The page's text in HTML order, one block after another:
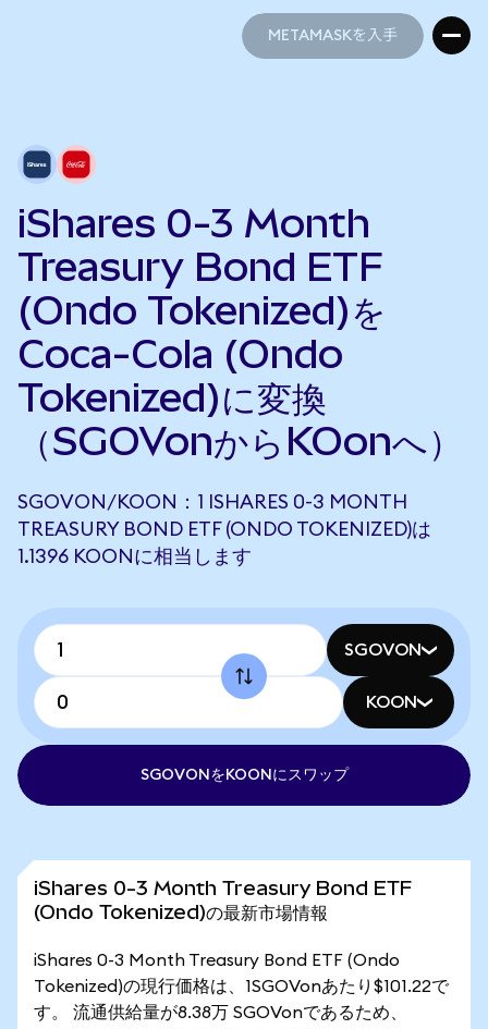
METAMASKを入手
iShares 0-3 Month
Treasury Bond ETF
(Ondo Tokenized)を
Coca-Cola (Ondo
Tokenized)に変換
（SGOVonからKOonへ）
SGOVON/KOON：1 ISHARES 0-3 MONTH
TREASURY BOND ETF (ONDO TOKENIZED)は
1.1396 KOONに相当します
SGOVON
KOON
SGOVONをKOONにスワップ
iShares 0-3 Month Treasury Bond ETF
(Ondo Tokenized)の最新市場情報
iShares 0-3 Month Treasury Bond ETF (Ondo
Tokenized)の現行価格は、1SGOVonあたり$101.22で
す。 流通供給量が8.38万 SGOVonであるため、